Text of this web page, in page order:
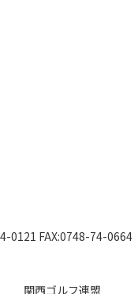
0121 FAX:0748-74-0664
関西ゴルフ連盟